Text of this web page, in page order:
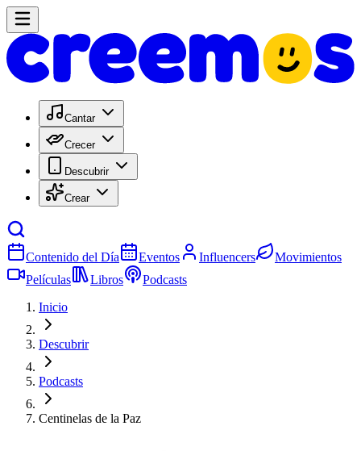
Cantar
Crecer
Descubrir
Crear
Contenido del Día Eventos Influencers
Movimientos
Películas
Libros
Podcasts
Inicio
Descubrir
Podcasts
Centinelas de la Paz